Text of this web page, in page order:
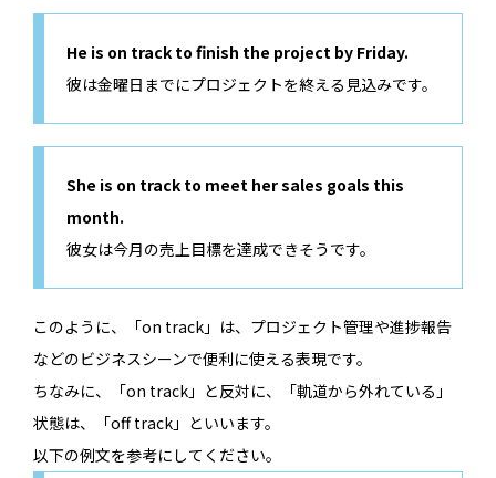
He is on track to finish the project by Friday.
彼は金曜日までにプロジェクトを終える見込みです。
She is on track to meet her sales goals this
month.
彼女は今月の売上目標を達成できそうです。
このように、「on track」は、プロジェクト管理や進捗報告
などのビジネスシーンで便利に使える表現です。
ちなみに、「on track」と反対に、「軌道から外れている」
状態は、「off track」といいます。
以下の例文を参考にしてください。